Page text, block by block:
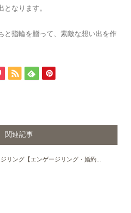
となります。
と指輪を贈って、素敵な想い出を作
関連記事
リング【エンゲージリング・婚約...